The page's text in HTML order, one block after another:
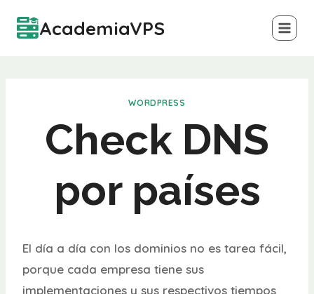
AcademiaVPS
WORDPRESS
Check DNS
por países
El día a día con los dominios no es tarea fácil,
porque cada empresa tiene sus
implementaciones y sus respectivos tiempos